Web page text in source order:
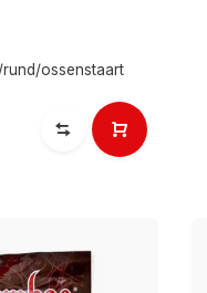
ossenstaart